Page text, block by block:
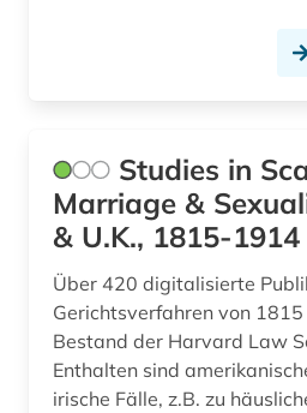
kirchenarchiv (1)
kolonialismus (6)
komponist (1)
kongress (8)
Studies in
Marriage &
& U.K., 1815-1914
Über 420 digitalisierte
Gerichtsverfahren von
Bestand der Harvard Law
Enthalten sind
irische Fälle, z.B. zu